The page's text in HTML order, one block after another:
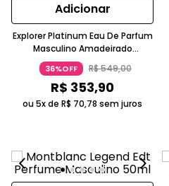
Adicionar
Explorer Platinum Eau De Parfum
Masculino Amadeirado
Ambarado Prateado 30ml
Montblanc
36%OFF R$549,00
R$ 353,90
ou 5x de R$ 70,78 sem juros